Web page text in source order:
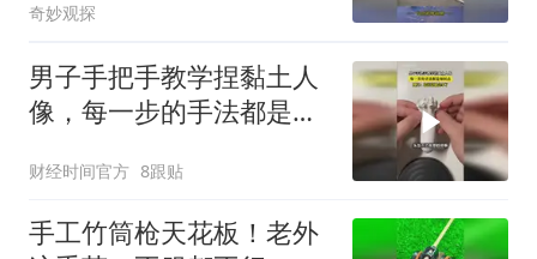
奇妙观探
男子手把手教学捏黏土人
像，每一步的手法都是知
财经时间官方 8跟贴
手工竹筒枪天花板！老外